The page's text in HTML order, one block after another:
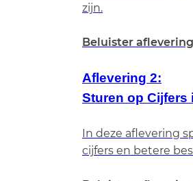
zijn.
Beluister aflevering
Aflevering 2:
Sturen op Cijfers
In deze aflevering
cijfers en betere